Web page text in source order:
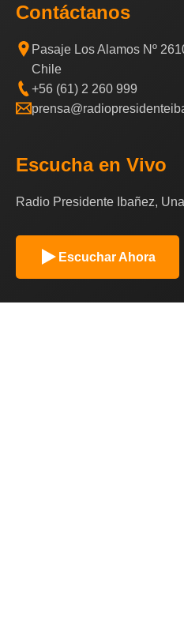
Contáctanos
Pasaje Los Alamos Nº
Chile
+56 (61) 2 260 999
Escucha en Vivo
Radio Presidente Ibañez,
Escuchar Ahora